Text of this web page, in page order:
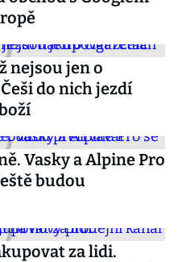
nejsou jen o
do nich jezdí
Vasky a Alpine Pro
budou
za lidi.